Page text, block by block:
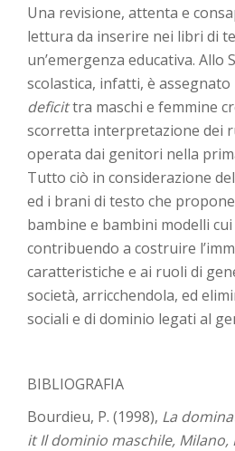
Una revisione, attenta e
lettura da inserire nei libri di
un’emergenza educativa. Allo
scolastica, infatti, è
deficittra maschi e femmine
scorretta interpretazione dei
operata dai genitori nella
Tutto ciò in considerazione
ed i brani di testo che
bambine e bambini modelli
contribuendo a costruire
caratteristiche e ai ruoli di
società, arricchendola, ed
sociali e di dominio legati al
BIBLIOGRAFIA
Bourdieu, P. (1998), La
it Il dominio maschile, Milano,